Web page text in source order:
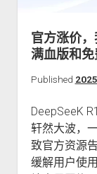
官方涨价，
满血版和免
Published
DeepSeeK
轩然大波，
致官方资源
缓解用户使